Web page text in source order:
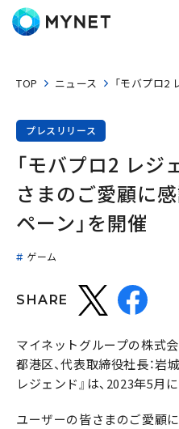
TOP ニュース 「モバプロ2
プレスリリース
「モバプロ2 レジ
さまのご愛顧に
ペーン」を開催
ゲーム
SHARE
マイネットグループの株式
都港区、代表取締役社長：岩
レジェンド』は、2023年5月
ユーザーの皆さまのご愛顧